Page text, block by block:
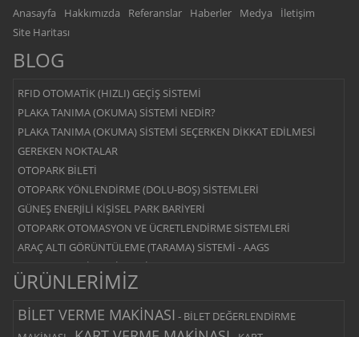
Anasayfa Hakkımızda Referanslar Haberler Medya
İletişim
Site Haritası
BLOG
RFID OTOMATİK (HIZLI) GEÇİŞ SİSTEMİ
PLAKA TANIMA (OKUMA) SİSTEMİ NEDİR?
PLAKA TANIMA (OKUMA) SİSTEMİ SEÇERKEN DİKKAT EDİLMESİ
GEREKEN NOKTALAR
OTOPARK BİLETİ
OTOPARK YÖNLENDİRME (DOLU-BOŞ) SİSTEMLERİ
GÜNEŞ ENERJİLİ KİŞİSEL PARK BARİYERİ
OTOPARK OTOMASYON VE ÜCRETLENDİRME SİSTEMLERİ
ARAÇ ALTI GÖRÜNTÜLEME (TARAMA) SİSTEMİ - AAGS
OTOPARK BARİYER SİSTEMİ
YOL KESİCİ - BLOK BARİYER SİSTEMİ
MANTAR BARİYER SİSTEMİ
MERKEZİ ÖDEMELİ SİSTEM
ÜRÜNLERİMİZ
BİLET VERME MAKİNASI - BİLET DEĞERLENDİRME